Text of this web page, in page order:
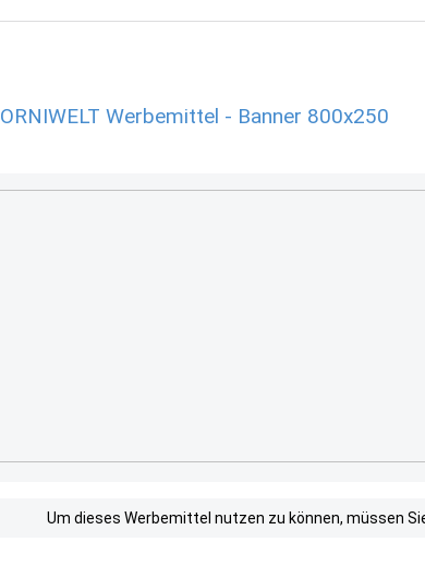
ORNIWELT Werbemittel - Banner 800x250
Um dieses Werbemittel nutzen zu können, müssen